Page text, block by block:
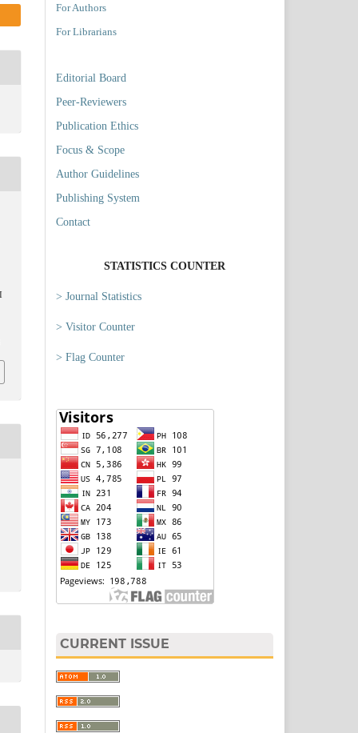
For Authors
For Librarians
Editorial Board
Peer-Reviewers
Publication Ethics
Focus & Scope
Author Guidelines
Publishing System
Contact
STATISTICS COUNTER
> Journal Statistics
> Visitor Counter
> Flag Counter
CURRENT ISSUE